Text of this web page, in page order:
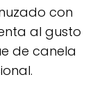
con
al gusto
de canela